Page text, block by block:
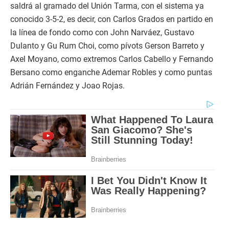
saldrá al gramado del Unión Tarma, con el sistema ya
conocido 3-5-2, es decir, con Carlos Grados en partido en
la línea de fondo como con John Narváez, Gustavo
Dulanto y Gu Rum Choi, como pívots Gerson Barreto y
Axel Moyano, como extremos Carlos Cabello y Fernando
Bersano como enganche Ademar Robles y como puntas
Adrián Fernández y Joao Rojas.